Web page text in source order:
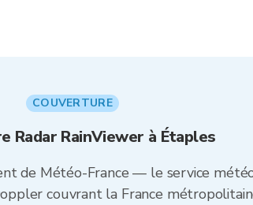
COUVERTURE
Radar RainViewer à Étaples
de Météo-France — le service
couvrant la France